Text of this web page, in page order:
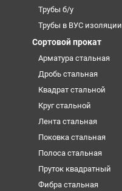
Трубы б/у
Трубы в ВУС изоляции
Сортовой прокат
Арматура стальная
Дробь стальная
Квадрат стальной
Круг стальной
Лента стальная
Поковка стальная
Полоса стальная
Пруток квадратный
Фибра стальная